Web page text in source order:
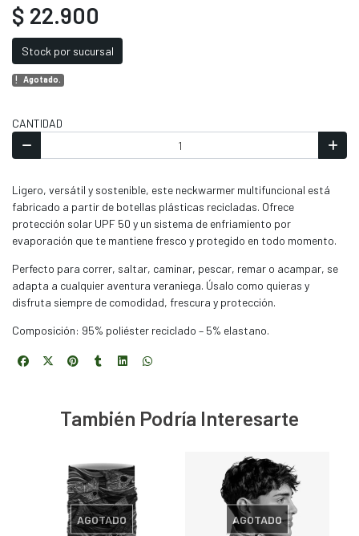
$ 22.900
Stock por sucursal
Agotado.
CANTIDAD
Ligero, versátil y sostenible, este neckwarmer multifuncional está
fabricado a partir de botellas plásticas recicladas. Ofrece
protección solar UPF 50 y un sistema de enfriamiento por
evaporación que te mantiene fresco y protegido en todo momento.
Perfecto para correr, saltar, caminar, pescar, remar o acampar, se
adapta a cualquier aventura veraniega. Úsalo como quieras y
disfruta siempre de comodidad, frescura y protección.
Composición: 95% poliéster reciclado – 5% elastano.
También Podría Interesarte
AGOTADO AGOTADO